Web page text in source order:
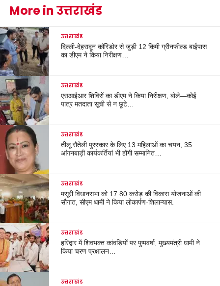
More in उत्तराखंड
उत्तराखंड
दिल्ली-देहरादून कॉरिडोर से जुड़ी 12 किमी ग्रीनफील्ड बाईपास
का डीएम ने किया निरीक्षण…
उत्तराखंड
एसआईआर शिविरों का डीएम ने किया निरीक्षण, बोले—कोई
पात्र मतदाता सूची से न छूटे…
उत्तराखंड
तीलू रौतेली पुरस्कार के लिए 13 महिलाओं का चयन, 35
आंगनबाड़ी कार्यकर्तियां भी होंगी सम्मानित…
उत्तराखंड
मसूरी विधानसभा को 17.80 करोड़ की विकास योजनाओं की
सौगात, सीएम धामी ने किया लोकार्पण-शिलान्यास.
उत्तराखंड
हरिद्वार में शिवभक्त कांवड़ियों पर पुष्पवर्षा, मुख्यमंत्री धामी ने
किया चरण प्रक्षालन…
उत्तराखंड